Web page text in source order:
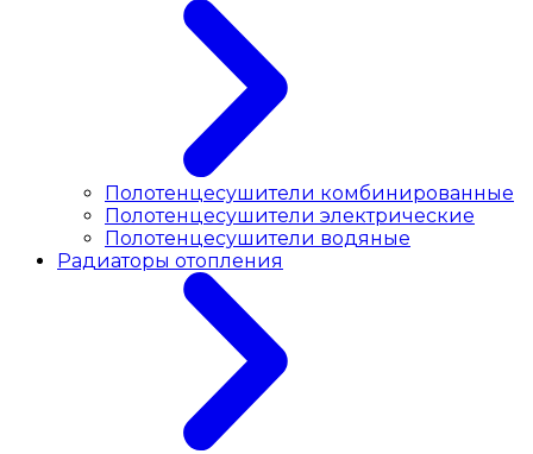
Полотенцесушители комбинированные
Полотенцесушители электрические
Полотенцесушители водяные
Радиаторы отопления